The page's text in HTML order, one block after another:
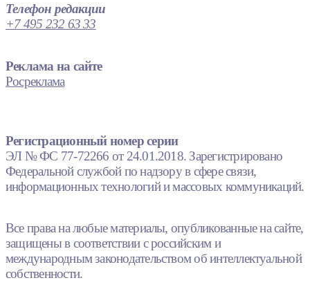
Телефон редакции
+7 495 232 63 33
Реклама на сайте
Росреклама
Регистрационный номер серии
ЭЛ № ФС 77-72266 от 24.01.2018. Зарегистрировано
Федеральной службой по надзору в сфере связи,
информационных технологий и массовых коммуникаций.
Все права на любые материалы, опубликованные на сайте,
защищены в соответствии с российским и
международным законодательством об интеллектуальной
собственности.